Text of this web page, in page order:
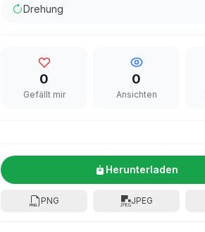
Drehung
0
Gefällt mir
0
Ansichten
Herunterladen
PNG JPEG